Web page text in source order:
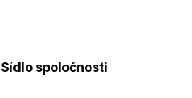
Sídlo spoločnosti